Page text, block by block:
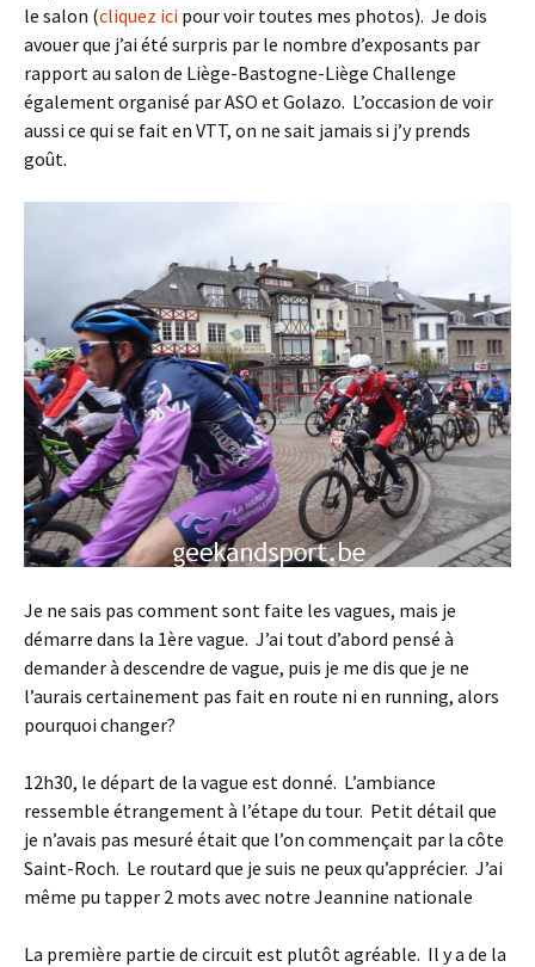
le salon (cliquez ici pour voir toutes mes photos). Je dois
avouer que j’ai été surpris par le nombre d’exposants par
rapport au salon de Liège-Bastogne-Liège Challenge
également organisé par ASO et Golazo. L’occasion de voir
aussi ce qui se fait en VTT, on ne sait jamais si j’y prends
goût.
Je ne sais pas comment sont faite les vagues, mais je
démarre dans la 1ère vague. J’ai tout d’abord pensé à
demander à descendre de vague, puis je me dis que je ne
l’aurais certainement pas fait en route ni en running, alors
pourquoi changer?
12h30, le départ de la vague est donné. L’ambiance
ressemble étrangement à l’étape du tour. Petit détail que
je n’avais pas mesuré était que l’on commençait par la côte
Saint-Roch. Le routard que je suis ne peux qu’apprécier. J’ai
même pu tapper 2 mots avec notre Jeannine nationale
La première partie de circuit est plutôt agréable. Il y a de la